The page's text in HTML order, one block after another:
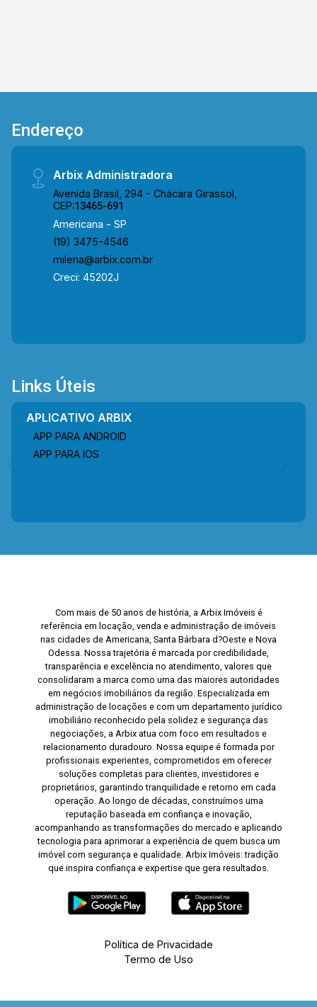
colaboradores. Com excelente visibilidade,
grande capacidade operacional e amplo espaço
para estacionamento, este imóvel representa
uma oportunidade estratégica tanto para
empresas em expansão quanto para
sociais; > 15 vagas de garagem. Localizado
próximo à Av. Brasil, Av. de Cillo, Rua Fortunato
Faraone, Rua Fernando Camargo e com fácil
e uma localização altamente estratégica para
atividades empresariais e comerciais. Entre em
contato com a equipe da Arbix Imóveis e
agende a sua visita!! WhatsApp e Telefone: (19)
3475-4546 ARBIX IMÓVEIS - Presente em cada
Endereço
Arbix Administradora
Avenida Brasil, 294 - Chácara Girassol,
CEP:13465-691
Americana - SP
(19) 3475-4546
milena@arbix.com.br
Creci: 45202J
Links Úteis
APLICATIVO ARBIX
APP PARA ANDROID
APP PARA IOS
Com mais de 50 anos de história, a Arbix Imóveis é
referência em locação, venda e administração de imóveis
nas cidades de Americana, Santa Bárbara d?Oeste e Nova
Odessa. Nossa trajetória é marcada por credibilidade,
transparência e excelência no atendimento, valores que
consolidaram a marca como uma das maiores autoridades
em negócios imobiliários da região. Especializada em
administração de locações e com um departamento jurídico
imobiliário reconhecido pela solidez e segurança das
negociações, a Arbix atua com foco em resultados e
relacionamento duradouro. Nossa equipe é formada por
profissionais experientes, comprometidos em oferecer
soluções completas para clientes, investidores e
proprietários, garantindo tranquilidade e retorno em cada
operação. Ao longo de décadas, construímos uma
reputação baseada em confiança e inovação,
acompanhando as transformações do mercado e aplicando
tecnologia para aprimorar a experiência de quem busca um
imóvel com segurança e qualidade. Arbix Imóveis: tradição
que inspira confiança e expertise que gera resultados.
Política de Privacidade
Termo de Uso